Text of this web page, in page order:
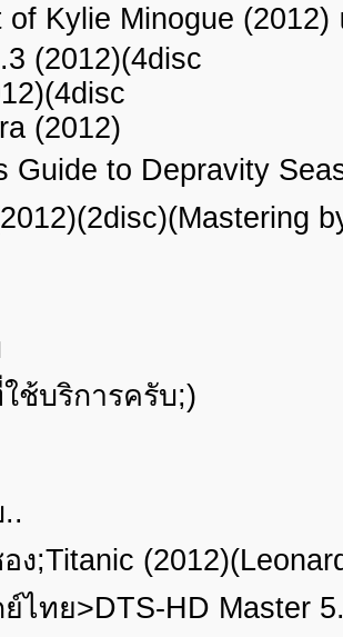
of Kylie Minogue
(2012)(4disc
(2012)
Guide to Depravity
ช้บริการครับ;)
ง;Titanic
ไทย>DTS-HD Master